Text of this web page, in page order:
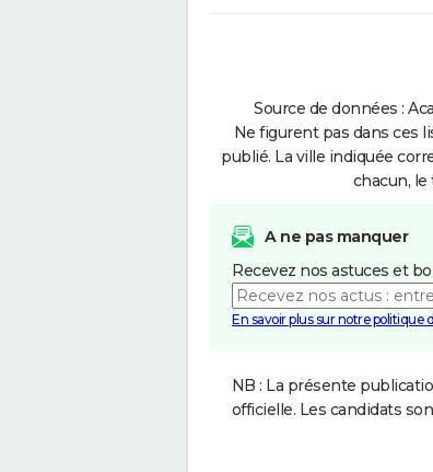
Source de données :
Ne figurent pas dans ces
publié. La ville indiquée
chacun,
A ne pas manquer
Recevez nos astuces et
En savoir plus sur notre politique
NB : La présente
officielle. Les candidats